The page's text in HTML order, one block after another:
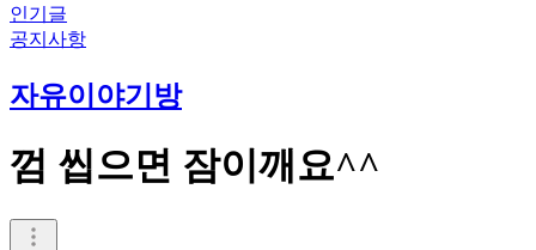
인기글
공지사항
자유이야기방
껌 씹으면 잠이깨요^^